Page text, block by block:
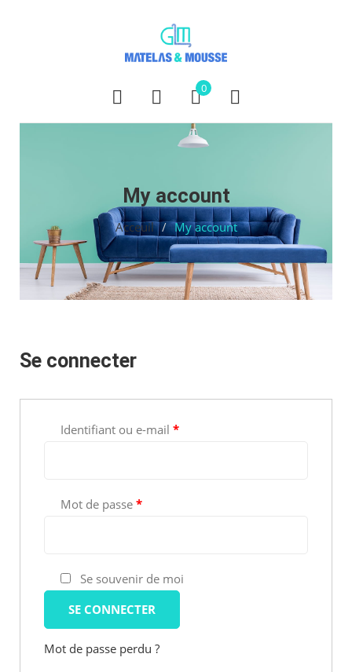
0
My account
Acceuil / My account
Se connecter
Identifiant ou e-mail *Obligatoire
Mot de passe *Obligatoire
Se souvenir de moi
SE CONNECTER
Mot de passe perdu ?